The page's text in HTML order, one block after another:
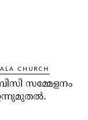
CHURCH
സമ്മേളനം